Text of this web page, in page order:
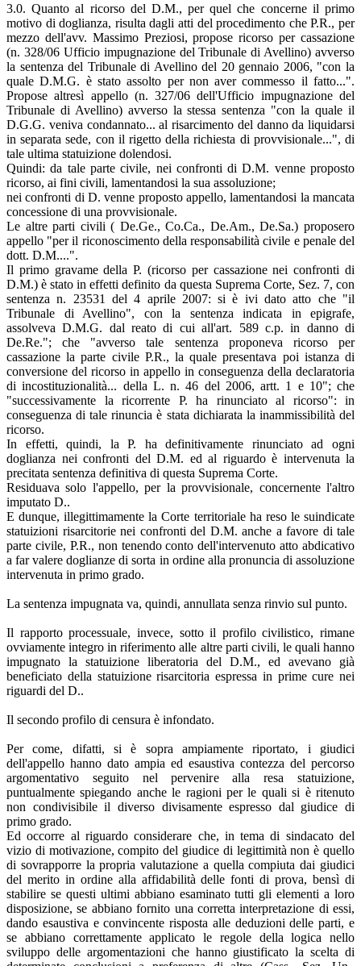
3.0. Quanto al ricorso del D.M., per quel che concerne il primo
motivo di doglianza, risulta dagli atti del procedimento che P.R., per
mezzo dell'avv. Massimo Preziosi, propose ricorso per cassazione
(n. 328/06 Ufficio impugnazione del Tribunale di Avellino) avverso
la sentenza del Tribunale di Avellino del 20 gennaio 2006, "con la
quale D.M.G. è stato assolto per non aver commesso il fatto...".
Propose altresì appello (n. 327/06 dell'Ufficio impugnazione del
Tribunale di Avellino) avverso la stessa sentenza "con la quale il
D.G.G. veniva condannato... al risarcimento del danno da liquidarsi
in separata sede, con il rigetto della richiesta di provvisionale...", di
tale ultima statuizione dolendosi.
Quindi: da tale parte civile, nei confronti di D.M. venne proposto
ricorso, ai fini civili, lamentandosi la sua assoluzione;
nei confronti di D. venne proposto appello, lamentandosi la mancata
concessione di una provvisionale.
Le altre parti civili ( De.Ge., Co.Ca., De.Am., De.Sa.) proposero
appello "per il riconoscimento della responsabilità civile e penale del
dott. D.M....".
Il primo gravame della P. (ricorso per cassazione nei confronti di
D.M.) è stato in effetti definito da questa Suprema Corte, Sez. 7, con
sentenza n. 23531 del 4 aprile 2007: si è ivi dato atto che "il
Tribunale di Avellino", con la sentenza indicata in epigrafe,
assolveva D.M.G. dal reato di cui all'art. 589 c.p. in danno di
De.Re."; che "avverso tale sentenza proponeva ricorso per
cassazione la parte civile P.R., la quale presentava poi istanza di
conversione del ricorso in appello in conseguenza della declaratoria
di incostituzionalità... della L. n. 46 del 2006, artt. 1 e 10"; che
"successivamente la ricorrente P. ha rinunciato al ricorso": in
conseguenza di tale rinuncia è stata dichiarata la inammissibilità del
ricorso.
In effetti, quindi, la P. ha definitivamente rinunciato ad ogni
doglianza nei confronti del D.M. ed al riguardo è intervenuta la
precitata sentenza definitiva di questa Suprema Corte.
Residuava solo l'appello, per la provvisionale, concernente l'altro
imputato D..
E dunque, illegittimamente la Corte territoriale ha reso le suindicate
statuizioni risarcitorie nei confronti del D.M. anche a favore di tale
parte civile, P.R., non tenendo conto dell'intervenuto atto abdicativo
a far valere doglianze di sorta in ordine alla pronuncia di assoluzione
intervenuta in primo grado.
La sentenza impugnata va, quindi, annullata senza rinvio sul punto.
Il rapporto processuale, invece, sotto il profilo civilistico, rimane
ovviamente integro in riferimento alle altre parti civili, le quali hanno
impugnato la statuizione liberatoria del D.M., ed avevano già
beneficiato della statuizione risarcitoria espressa in prime cure nei
riguardi del D..
Il secondo profilo di censura è infondato.
Per come, difatti, si è sopra ampiamente riportato, i giudici
dell'appello hanno dato ampia ed esaustiva contezza del percorso
argomentativo seguito nel pervenire alla resa statuizione,
puntualmente spiegando anche le ragioni per le quali si è ritenuto
non condivisibile il diverso divisamente espresso dal giudice di
primo grado.
Ed occorre al riguardo considerare che, in tema di sindacato del
vizio di motivazione, compito del giudice di legittimità non è quello
di sovrapporre la propria valutazione a quella compiuta dai giudici
del merito in ordine alla affidabilità delle fonti di prova, bensì di
stabilire se questi ultimi abbiano esaminato tutti gli elementi a loro
disposizione, se abbiano fornito una corretta interpretazione di essi,
dando esaustiva e convincente risposta alle deduzioni delle parti, e
se abbiano correttamente applicato le regole della logica nello
sviluppo delle argomentazioni che hanno giustificato la scelta di